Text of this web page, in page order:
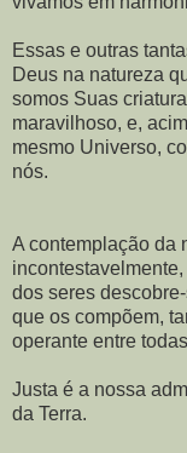
Essas e outras
Deus na natureza
somos Suas
maravilhoso, e,
mesmo Universo,
nós.
*
A contemplação da
dos seres
que os compõem,
operante entre
Justa é a nossa
da Terra.